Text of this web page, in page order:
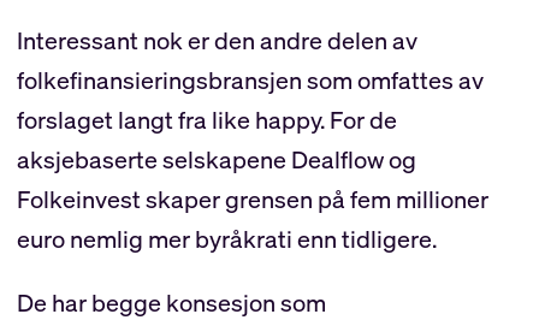
Interessant nok er den andre delen av
folkefinansieringsbransjen som omfattes av
forslaget langt fra like happy. For de
aksjebaserte selskapene Dealflow og
Folkeinvest skaper grensen på fem millioner
euro nemlig mer byråkrati enn tidligere.
De har begge konsesjon som